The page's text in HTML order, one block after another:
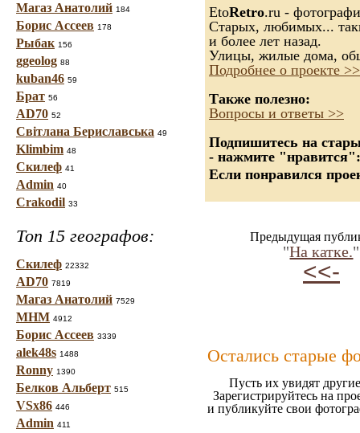
Магаз Анатолий 184
Борис Ассеев 178
Рыбак 156
ggeolog 88
kuban46 59
Брат 56
AD70 52
Світлана Бериславська 49
Klimbim 48
Скилеф 41
Admin 40
Crakodil 33
Топ 15 географов:
Скилеф 22332
AD70 7819
Магаз Анатолий 7529
МНМ 4912
Борис Ассеев 3339
alek48s 1488
Ronny 1390
Белков Альберт 515
VSx86 446
Admin 411
EtoRetro.ru -
Старых, любимых...
и более лет назад.
Улицы, жилые дома,
Подробнее о проекте >>
Также полезно:
Вопросы и ответы >>
Подпишитесь на
- нажмите "нравится":
Если понравился
Предыдущая
"На катке."
<<-
Остались старые
Пусть их увидят
Зарегистрируйтесь на
и публикуйте свои